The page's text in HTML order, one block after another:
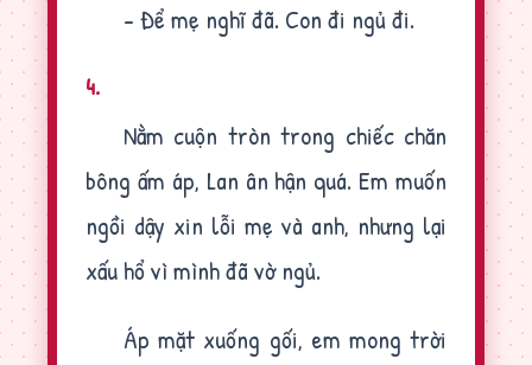
- Để mẹ nghĩ đã. Con đi ngủ đi.
4.
Nằm cuộn tròn trong chiếc chăn
bông ấm áp, Lan ân hận quá. Em muốn
ngồi dậy xin lỗi mẹ và anh, nhưng lại
xấu hổ vì mình đã vờ ngủ.
Áp mặt xuống gối, em mong trời